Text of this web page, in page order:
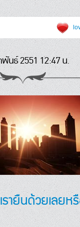
นธ์ 2551 12:47 น.
รายืนด้วยเลยห